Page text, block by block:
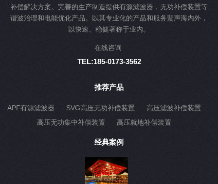
补偿解决方案。完善的生产制造提供有源滤波器，无功补偿装置等
谐波治理和电能优化产品。以其专业化的产品和服务蜚声海内外，
以快速、稳健著称于业内。
在线咨询
TEL:185-0173-3562
推荐产品
APF有源滤波器 SVG高压无功补偿装置
高压滤波补偿装置
高压无功集中补偿装置
高压就地补偿装置
经典案例